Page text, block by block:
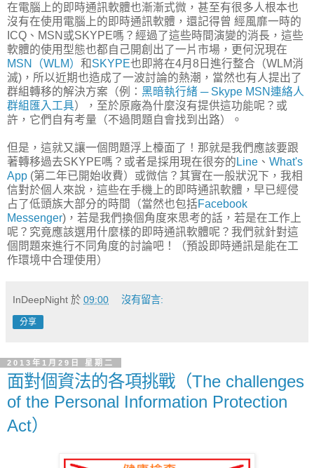
在電腦上的即時通訊軟體也漸漸式微，甚至有很多人根本也
沒有在使用電腦上的即時通訊軟體，還記得曾 經風靡一時的
ICQ、MSN或SKYPE嗎？經過了這些時間演變的消長，這些
軟體的使用型態也都自己開創出了一片市場，更何況現在
MSN（WLM） 和 SKYPE也即將在4月8日進行整合（WLM消
滅)，所以近期也造成了一波討論的熱潮，當然也有人提出了
群組轉移的解決方案（例： 黑暗執行緒 ─ Skype MSN連絡人
群組匯入工具），至於原廠為什麼沒有提供這功能呢？或
許，它們自有考量（不過問題自會找到出路）。
但是，這就又讓一個問題浮上檯面了！那就是我們應該要跟
著轉移過去SKYPE嗎？或者是採用現在很夯的 Line 、 What's
App (第二年已開始收費）或微信？其實在一般狀況下，我相
信對於個人來說，這些在手機上的即時通訊軟體，早已經侵
占了低頭族大部分的時間（當然也包括Facebook
Messenger)，若是我們換個角度來思考的話，若是在工作上
呢？究竟應該選用什麼樣的即時通訊軟體呢？我們就針對這
個問題來進行不同角度的討論吧！（預設即時通訊是能在工
作環境中合理使用）
InDeepNight 於 09:00 沒有留言:
分享
2013年1月29日 星期二
面對個資法的各項挑戰（The challenges
of the Personal Information Protection
Act）